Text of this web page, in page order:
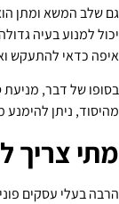
גם שלב המשא ומתן
יכול למנוע בעיה
איפה כדאי להתעקש
בסופו של דבר, מניעת
מהיסוד, ניתן
מתי צריך
הרבה בעלי עסקים